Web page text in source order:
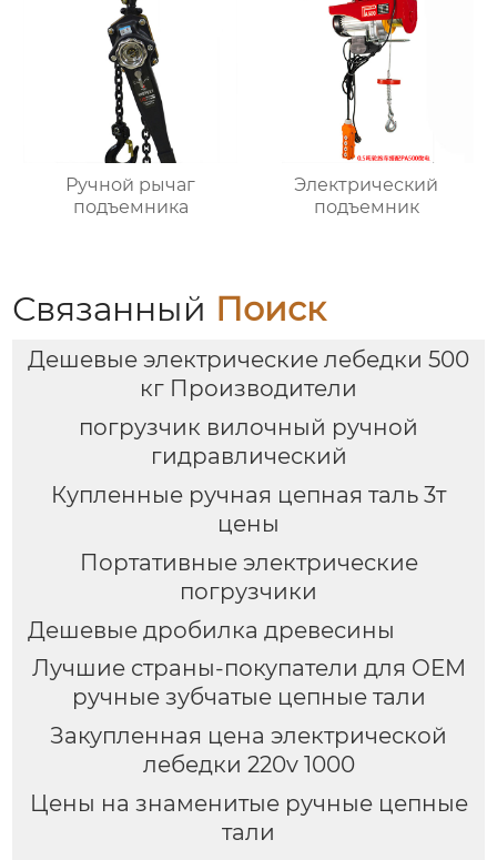
Ручной рычаг
подъемника
Электрический
подъемник
Связанный Поиск
Дешевые электрические лебедки 500
кг Производители
погрузчик вилочный ручной
гидравлический
Купленные ручная цепная таль 3т
цены
Портативные электрические
погрузчики
Дешевые дробилка древесины
Лучшие страны-покупатели для OEM
ручные зубчатые цепные тали
Закупленная цена электрической
лебедки 220v 1000
Цены на знаменитые ручные цепные
тали